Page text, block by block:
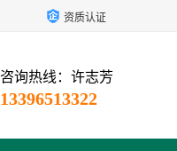
资质认证
咨询热线：许志芳
13396513322